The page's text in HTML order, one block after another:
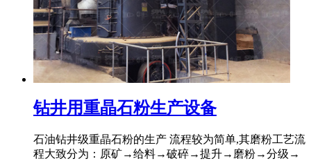
钻井用重晶石粉生产设备
石油钻井级重晶石粉的生产 流程较为简单,其磨粉工艺流
程大致分为：原矿→给料→破碎→提升→磨粉→分级→